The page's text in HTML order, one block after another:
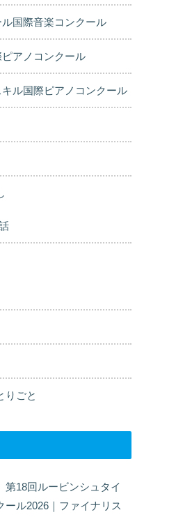
国際音楽コンクール
アノコンクール
ル国際ピアノコンクール
りごと
第18回ルービンシュタイ
ール2026｜ファイナリス